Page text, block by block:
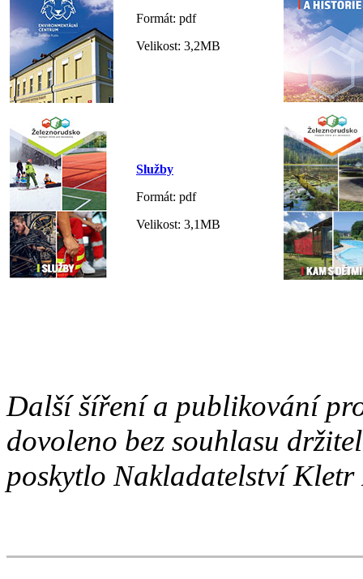
Formát: pdf
Velikost: 3,2MB
Služby
Formát: pdf
Velikost: 3,1MB
Další šíření a publikování
dovoleno bez souhlasu
poskytlo Nakladatelství Kletr